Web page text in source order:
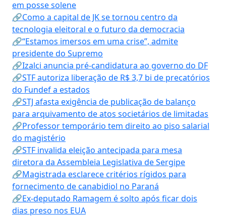
em posse solene
🔗Como a capital de JK se tornou centro da
tecnologia eleitoral e o futuro da democracia
🔗“Estamos imersos em uma crise”, admite
presidente do Supremo
🔗Izalci anuncia pré-candidatura ao governo do DF
🔗STF autoriza liberação de R$ 3,7 bi de precatórios
do Fundef a estados
🔗STJ afasta exigência de publicação de balanço
para arquivamento de atos societários de limitadas
🔗Professor temporário tem direito ao piso salarial
do magistério
🔗STF invalida eleição antecipada para mesa
diretora da Assembleia Legislativa de Sergipe
🔗Magistrada esclarece critérios rígidos para
fornecimento de canabidiol no Paraná
🔗Ex-deputado Ramagem é solto após ficar dois
dias preso nos EUA